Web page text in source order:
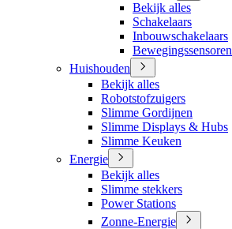
Bekijk alles
Schakelaars
Inbouwschakelaars
Bewegingssensoren
Huishouden
Bekijk alles
Robotstofzuigers
Slimme Gordijnen
Slimme Displays & Hubs
Slimme Keuken
Energie
Bekijk alles
Slimme stekkers
Power Stations
Zonne-Energie